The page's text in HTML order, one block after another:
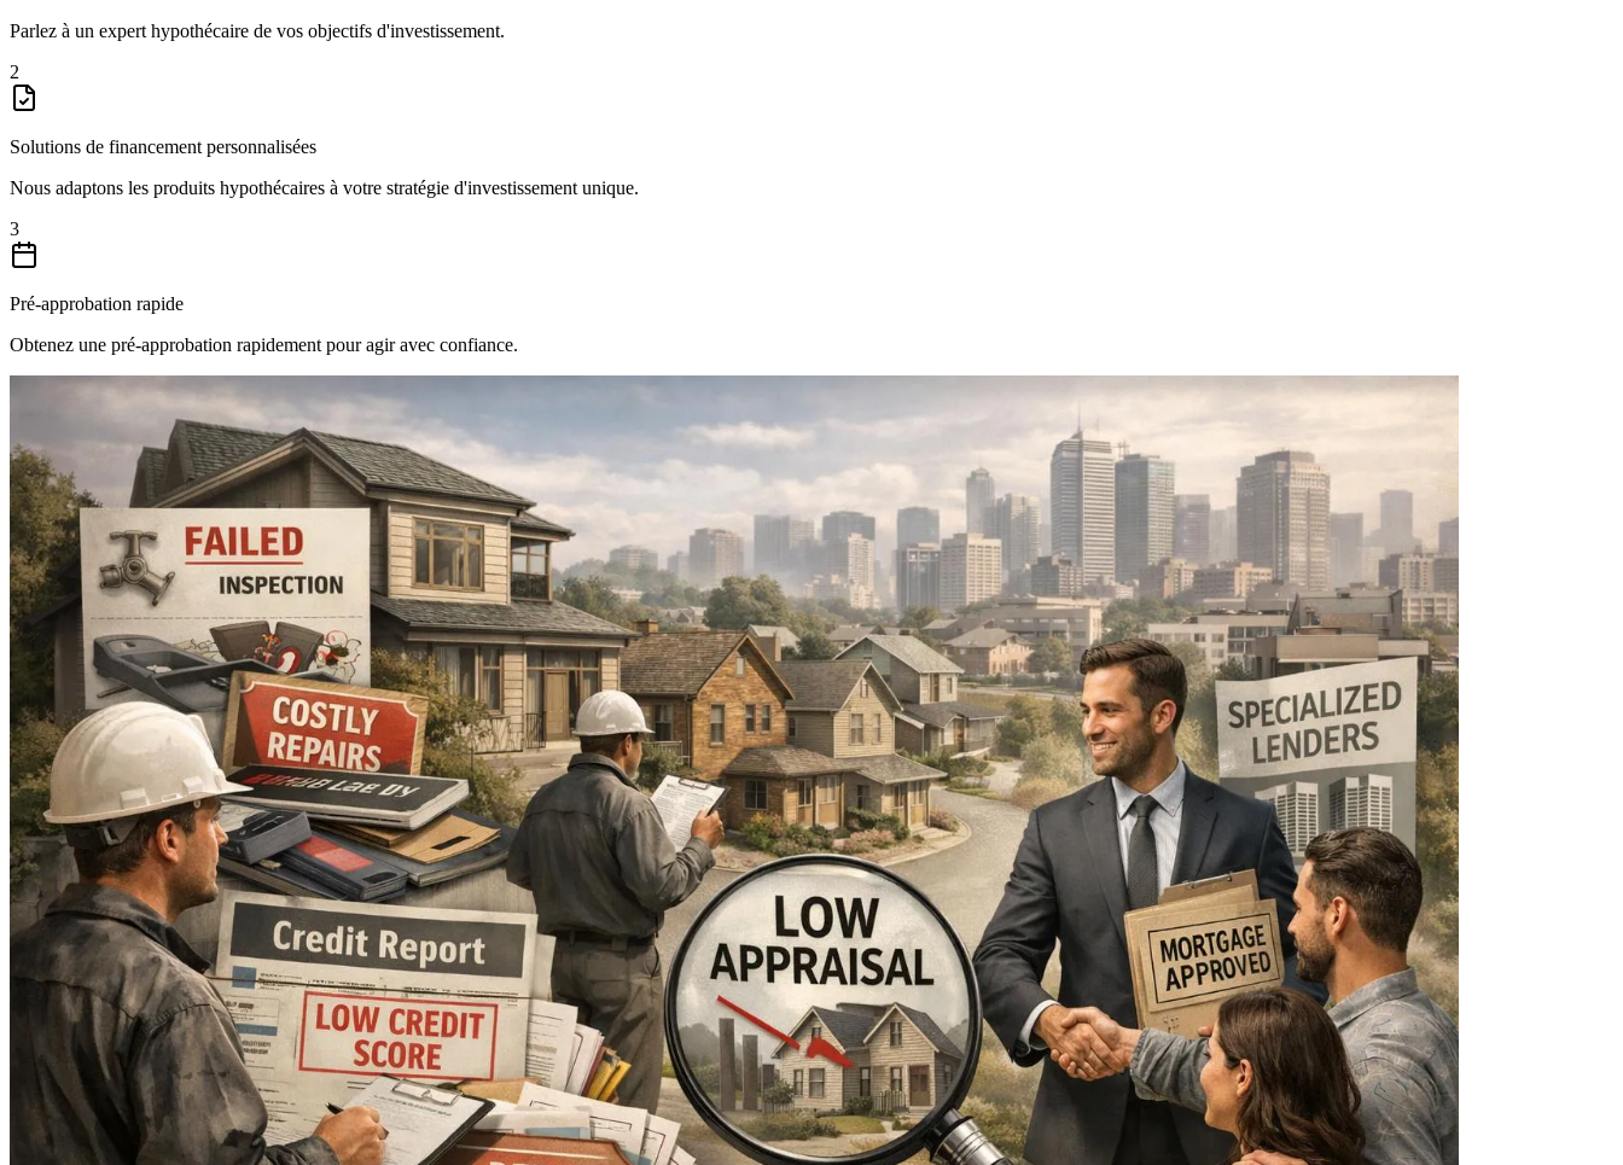
Parlez à un expert hypothécaire de vos objectifs d'investissement.
2
Solutions de financement personnalisées
Nous adaptons les produits hypothécaires à votre stratégie d'investissement unique.
3
Pré-approbation rapide
Obtenez une pré-approbation rapidement pour agir avec confiance.